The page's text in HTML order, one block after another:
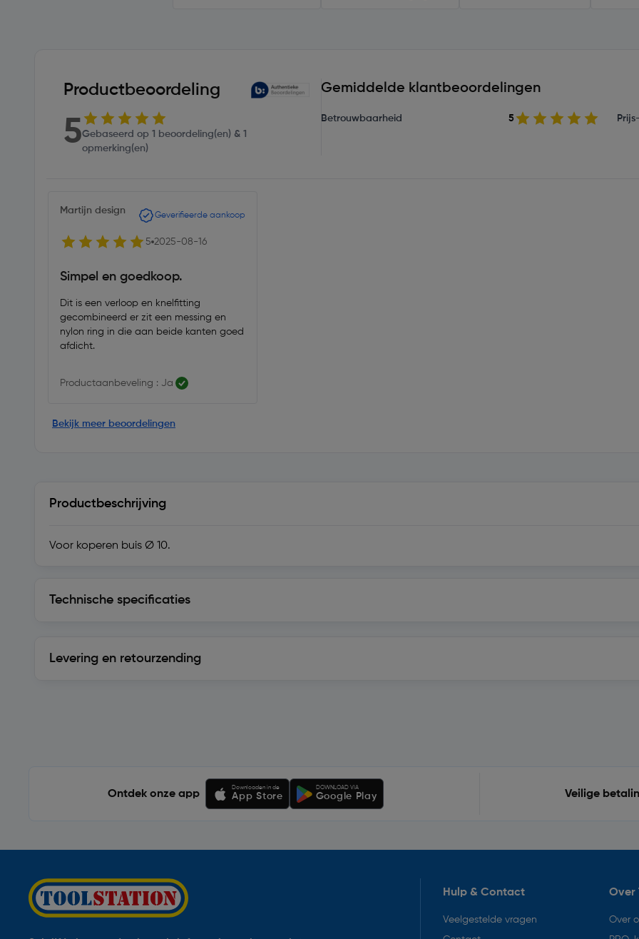
Productbeoordeling
5Gebaseerd op 1 beoordeling(en) & 1
opmerking(en)
Gemiddelde klantbeoordelingen
Betrouwbaarheid 5
Martijn design Geverifieerde aankoop
5 2025-08-16
Simpel en goedkoop.
Dit is een verloop en knelfitting
gecombineerd er zit een messing en
nylon ring in die aan beide kanten goed
afdicht.
Productaanbeveling : Ja
Bekijk meer beoordelingen
Productbeschrijving
Voor koperen buis Ø 10.
Technische specificaties
Levering en retourzending
Ontdek onze app
Downloaden in de
App Store
DOWNLOAD VIA
Google Play Veilige
Hulp & Contact
Veelgestelde vragen
Over
Over